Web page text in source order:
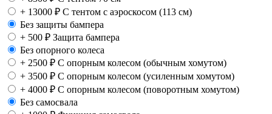
+ 13000 ₽ С тентом с аэроскосом (113 см)
Без защиты бампера
+ 500 ₽ Защита бампера
Без опорного колеса
+ 2500 ₽ С опорным колесом (обычным хомутом)
+ 3500 ₽ С опорным колесом (усиленным хомутом)
+ 4000 ₽ С опорным колесом (поворотным хомутом)
Без самосвала